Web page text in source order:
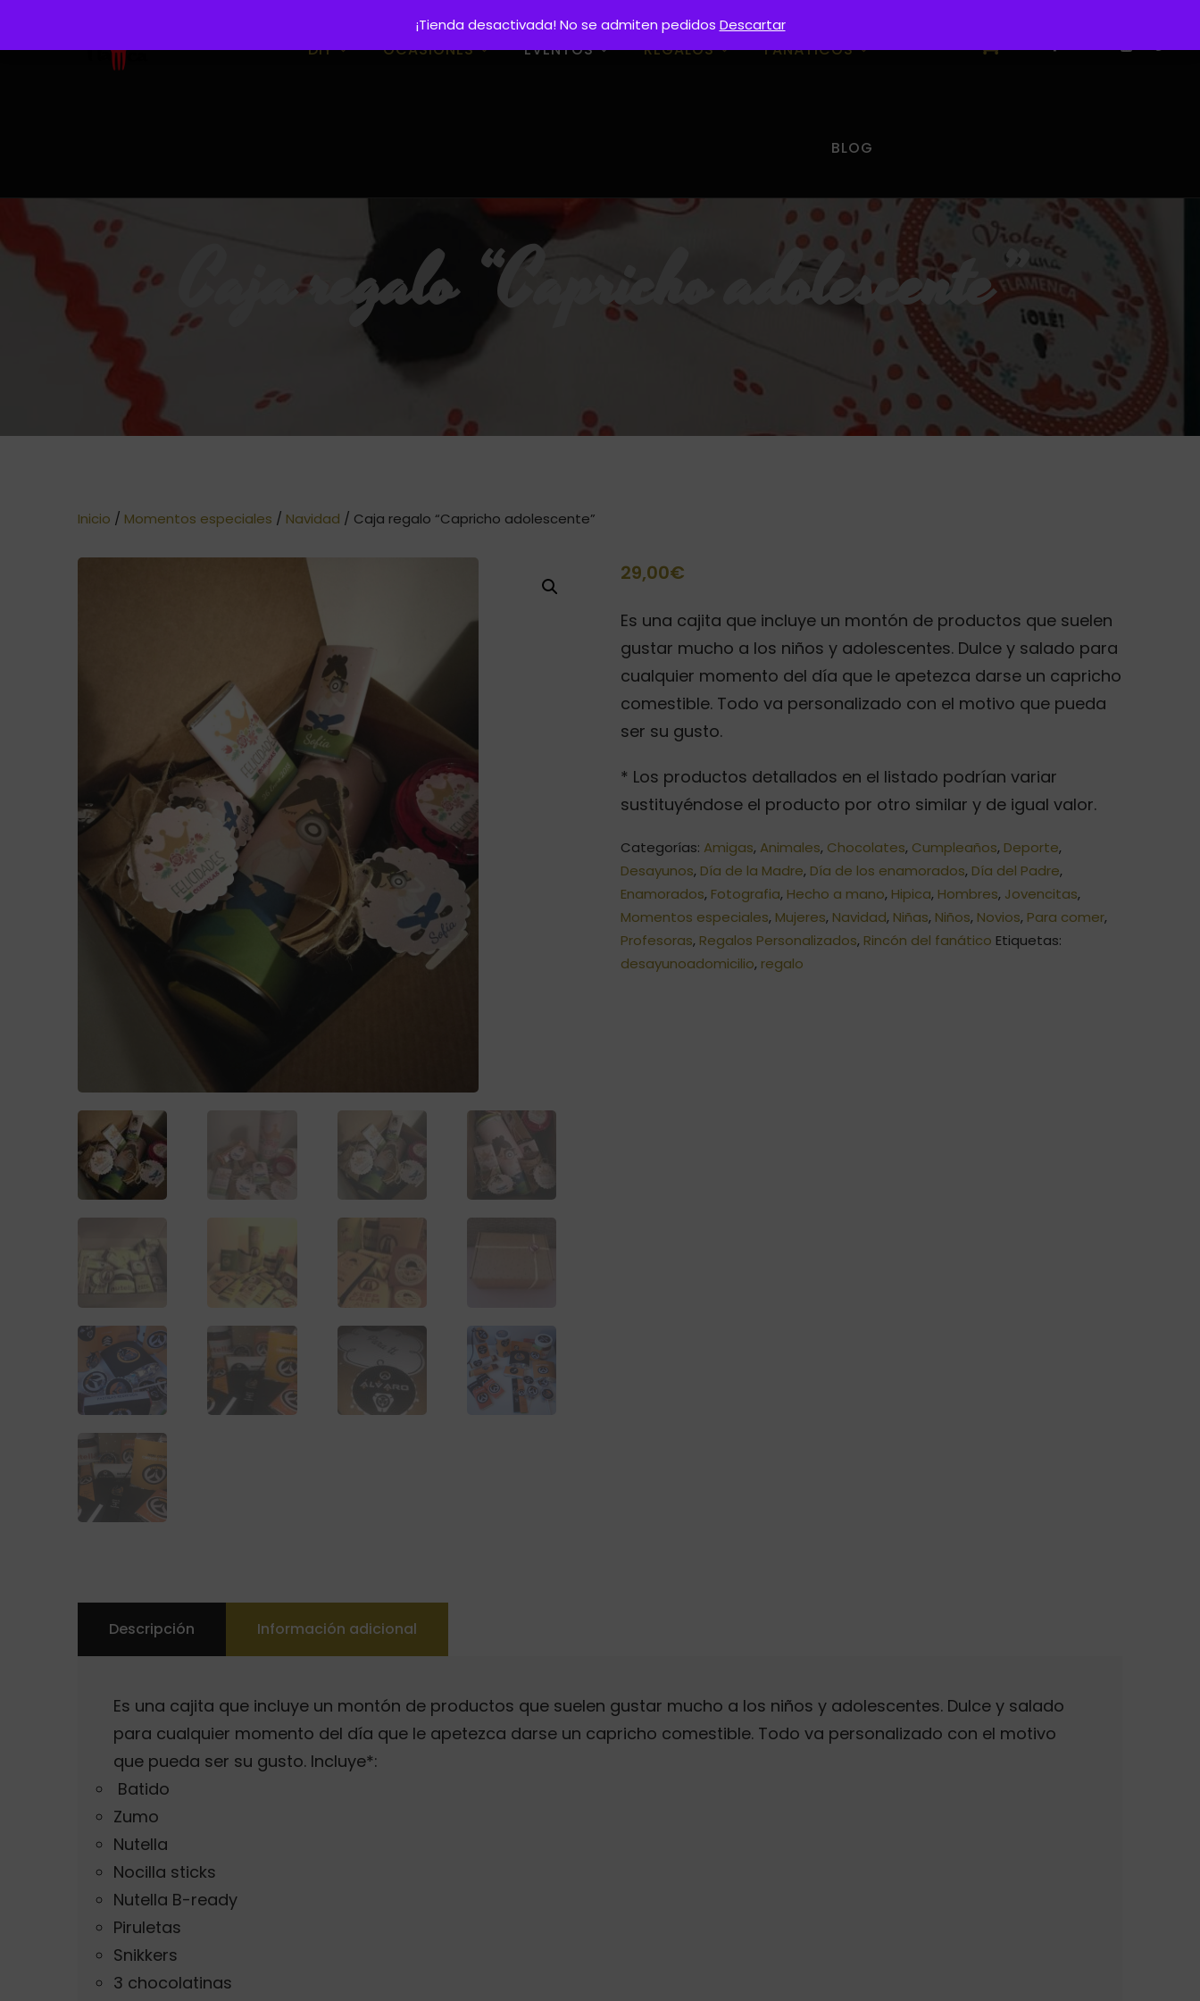
DIY OCASIONES EVENTOS REGALOS FANÁTICOS
BLOG
Caja regalo “Capricho adolescente”
Inicio / Momentos especiales / Navidad / Caja regalo “Capricho adolescente”
29,00€
Es una cajita que incluye un montón de productos que suelen
gustar mucho a los niños y adolescentes. Dulce y salado para
cualquier momento del día que le apetezca darse un capricho
comestible. Todo va personalizado con el motivo que pueda
ser su gusto.
* Los productos detallados en el listado podrían variar
sustituyéndose el producto por otro similar y de igual valor.
Categorías: Amigas, Animales, Chocolates, Cumpleaños, Deporte,
Desayunos, Día de la Madre, Día de los enamorados, Día del Padre,
Enamorados, Fotografia, Hecho a mano, Hipica, Hombres, Jovencitas,
Momentos especiales, Mujeres, Navidad, Niñas, Niños, Novios, Para comer,
Profesoras, Regalos Personalizados, Rincón del fanático Etiquetas:
desayunoadomicilio, regalo
Descripción Información adicional
Es una cajita que incluye un montón de productos que suelen gustar mucho a los niños y adolescentes. Dulce y salado
para cualquier momento del día que le apetezca darse un capricho comestible. Todo va personalizado con el motivo
que pueda ser su gusto. Incluye*:
Batido
Zumo
Nutella
Nocilla sticks
Nutella B-ready
Piruletas
Snikkers
3 chocolatinas
¡Tienda desactivada! No se admiten pedidos Descartar